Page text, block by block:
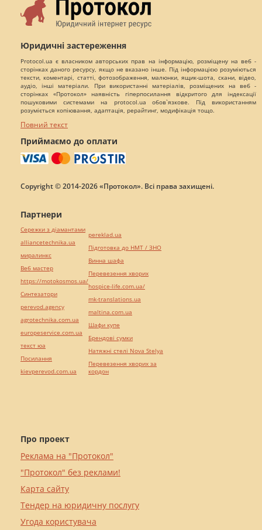
Юридичні застереження
Protocol.ua є власником авторських прав на інформацію, розміщену на веб -
сторінках даного ресурсу, якщо не вказано інше. Під інформацією розуміються
тексти, коментарі, статті, фотозображення, малюнки, ящик-шота, скани, відео,
аудіо, інші матеріали. При використанні матеріалів, розміщених на веб -
сторінках «Протокол» наявність гіперпосилання відкритого для індексації
пошуковими системами на protocol.ua обов`язкове. Під використанням
розуміється копіювання, адаптація, рерайтинг, модифікація тощо.
Повний текст
Приймаємо до оплати
Copyright © 2014-2026 «Протокол». Всі права захищені.
Про проект
Реклама на "Протокол"
"Протокол" без реклами!
Карта сайту
Тендер на юридичну послугу
Угода користувача
Партнери
Сережки з діамантами
alliancetechnika.ua
миралинкс
Веб мастер
https://motokosmos.ua/
Синтезатори
perevod.agency
agrotechnika.com.ua
europeservice.com.ua
текст юа
Посилання
kievperevod.com.ua
pereklad.ua
Підготовка до НМТ / ЗНО
Винна шафа
Перевезення хворих
hospice-life.com.ua/
mk-translations.ua
maltina.com.ua
Шафи купе
Брендові сумки
Натяжні стелі Nova Stelya
Перевезення хворих за
кордон